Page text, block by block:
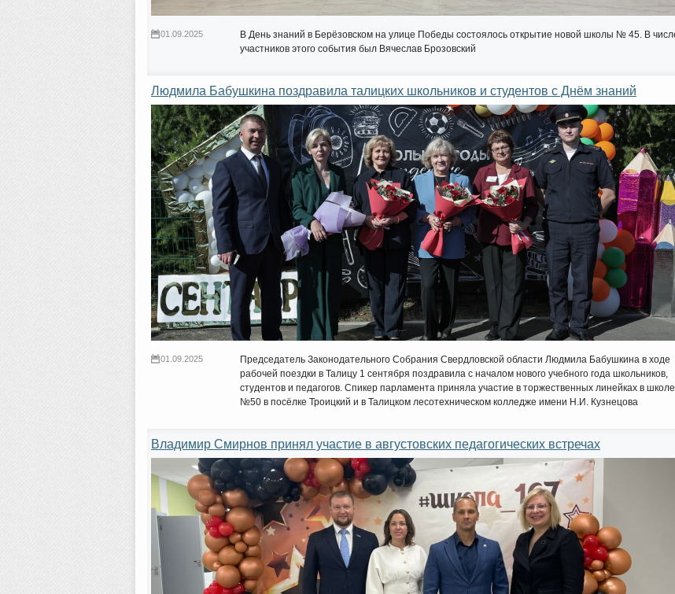
01.09.2025
В День знаний в Берёзовском на улице Победы состоялось открытие новой школы № 45. В
участников этого события был Вячеслав Брозовский
Людмила Бабушкина поздравила талицких школьников и студентов с Днём знаний
01.09.2025
Председатель Законодательного Собрания Свердловской области Людмила Бабушкина в ходе
рабочей поездки в Талицу 1 сентября поздравила с началом нового учебного года школьников,
студентов и педагогов. Спикер парламента приняла участие в торжественных линейках в школе
№50 в посёлке Троицкий и в Талицком лесотехническом колледже имени Н.И. Кузнецова
Владимир Смирнов принял участие в августовских педагогических встречах